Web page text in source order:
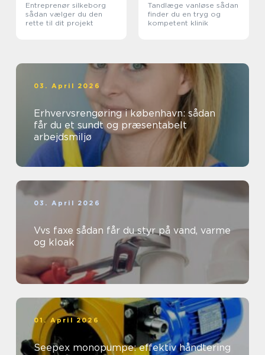
Entreprenør silkeborg
sådan vælger du den
rette til dit projekt
Tandlæge vanløse sådan
finder du en tryg og
kompetent klinik
03. April 2026
Erhvervsrengøring i københavn: sådan
får du et sundt og præsentabelt
arbejdsmiljø
03. April 2026
Vvs faxe sådan får du styr på vand, varme
og kloak
01. April 2026
Seepex monopumpe: effektiv håndtering